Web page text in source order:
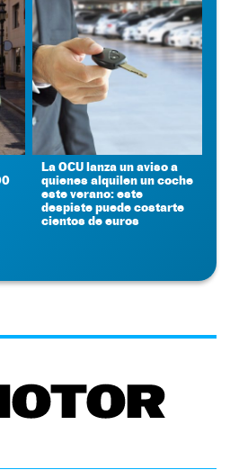
La OCU lanza un aviso a
quienes alquilen un coche
este verano: este
despiste puede costarte
cientos de euros